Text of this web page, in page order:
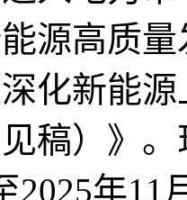
源高质
化新能
见稿）》
2025年11